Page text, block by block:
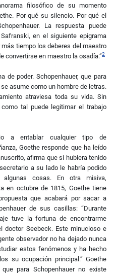
filosófico de su momento
Por qué su silencio. Por qué el
La respuesta puede
en el siguiente epigrama
tiempo los deberes del maestro
convertirse en maestro la osadía.”2
de poder. Schopenhauer, que para
asume como un hombre de letras.
atraviesa toda su vida. Sin
tal puede legitimar el trabajo
a entablar cualquier tipo de
Goethe responde que ha leído
afirma que si hubiera tenido
a su lado le habría podido
algunas cosas. En otra misiva,
en octubre de 1815, Goethe tiene
que acabará por sacar a
de sus casillas: “Durante
tuve la fortuna de encontrarme
doctor Seebeck. Este minucioso e
observador no ha dejado nunca
estos fenómenos y ha hecho
su ocupación principal.” Goethe
que para Schopenhauer no existe